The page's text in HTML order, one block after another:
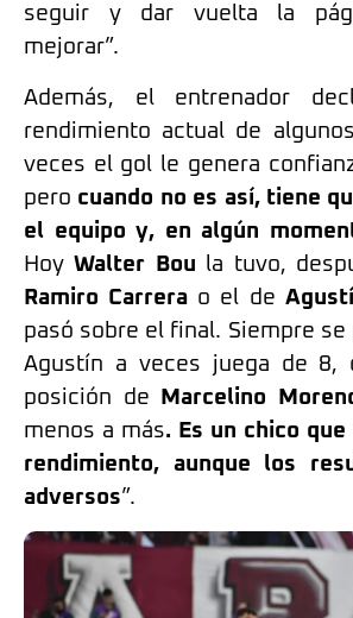
seguir y dar vuelta la
mejorar”.
Además, el entrenador
rendimiento actual de
veces el gol le genera
pero cuando no es así, tiene
el equipo y, en algún
HoyWalter Bou la tuvo,
Ramiro Carrera o el de
pasó sobre el final. Siempre se
Agustín a veces juega de 8,
posición de
Marcelino
menos a más. Es un chico
rendimiento, aunque los
adversos”.